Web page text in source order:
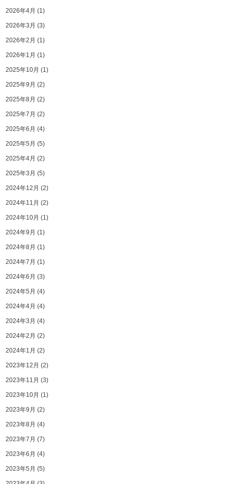
2026年4月 (1)
2026年3月 (3)
2026年2月 (1)
2026年1月 (1)
2025年10月 (1)
2025年9月 (2)
2025年8月 (2)
2025年7月 (2)
2025年6月 (4)
2025年5月 (5)
2025年4月 (2)
2025年3月 (5)
2024年12月 (2)
2024年11月 (2)
2024年10月 (1)
2024年9月 (1)
2024年8月 (1)
2024年7月 (1)
2024年6月 (3)
2024年5月 (4)
2024年4月 (4)
2024年3月 (4)
2024年2月 (2)
2024年1月 (2)
2023年12月 (2)
2023年11月 (3)
2023年10月 (1)
2023年9月 (2)
2023年8月 (4)
2023年7月 (7)
2023年6月 (4)
2023年5月 (5)